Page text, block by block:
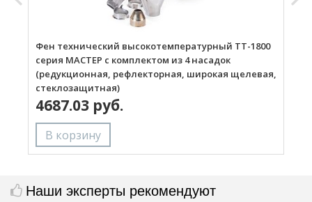
Фен технический высокотемпературный ТТ-1800
серия МАСТЕР с комплектом из 4 насадок
(редукционная, рефлекторная, широкая щелевая,
стеклозащитная)
4687.03 руб.
Наши эксперты рекомендуют